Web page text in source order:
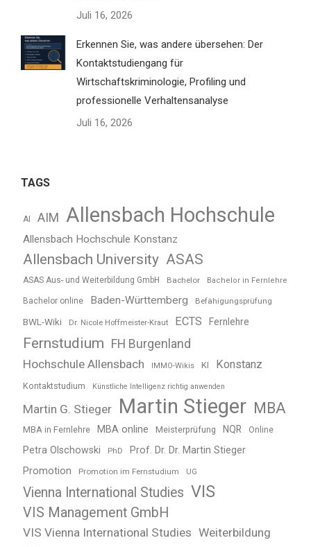
Juli 16, 2026
Erkennen Sie, was andere übersehen: Der
Kontaktstudiengang für
Wirtschaftskriminologie, Profiling und
professionelle Verhaltensanalyse
Juli 16, 2026
TAGS
AI AIM Allensbach Hochschule
Allensbach Hochschule Konstanz
Allensbach University ASAS
ASAS Aus- und Weiterbildung GmbH Bachelor Bachelor in Fernlehre
Bachelor online Baden-Württemberg Befähigungsprüfung
BWL-Wiki Dr. Nicole Hoffmeister-Kraut ECTS Fernlehre
Fernstudium
FH Burgenland
Hochschule Allensbach
IMMO-Wikis KI Konstanz
Kontaktstudium Künstliche Intelligenz richtig anwenden
Martin G. Stieger Martin Stieger MBA
MBA in Fernlehre MBA online Meisterprüfung NQR Online
Petra Olschowski PhD Prof. Dr. Dr. Martin Stieger
Promotion Promotion im Fernstudium UG
Vienna International Studies VIS
VIS Management GmbH
VIS Vienna International Studies Weiterbildung